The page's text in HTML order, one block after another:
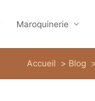
Maroquinerie
Accueil Blog